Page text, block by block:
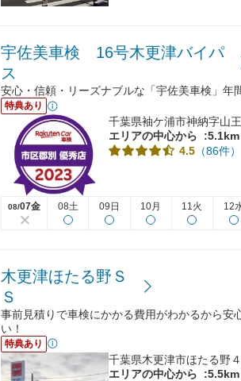
宇佐美車検 16号木更津バイパ
ス
安心・信頼・リーズナブルな「宇佐美車検」年
特典あり
千葉県袖ケ浦市神納字山
エリアの中心から
:5.1km
4.5 （86件）
08/07金 08土 09日 10月 11火 12
木更津ほたる野Ｓ
Ｓ
事前見積りで車検にかかる費用がわかるから安
い！
特典あり
千葉県木更津市ほたる野
エリアの中心から
:5.5km